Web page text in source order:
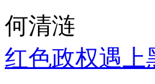
何清涟
红色政权遇上